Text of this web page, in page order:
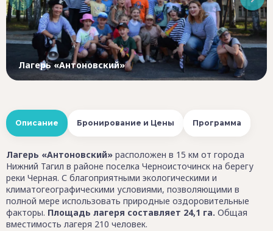
Лагерь «Антоновский»
Описание Бронирование и Цены Программа
Лагерь «Антоновский» расположен в 15 км от города
Нижний Тагил в районе поселка Черноисточинск на берегу
реки Черная. С благоприятными экологическими и
климатогеографическими условиями, позволяющими в
полной мере использовать природные оздоровительные
факторы. Площадь лагеря составляет 24,1 га. Общая
вместимость лагеря 210 человек.